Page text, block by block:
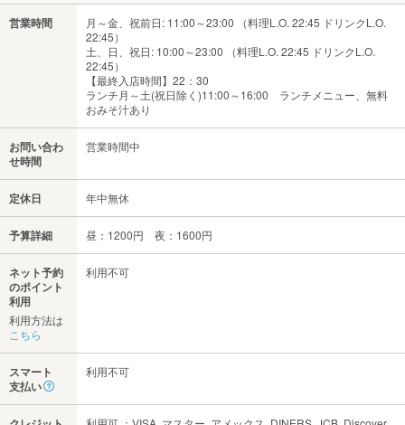
営業時間
月～金、祝前日: 11:00～23:00 （料理L.O. 22:45 ドリンクL.O.
22:45）
土、日、祝日: 10:00～23:00 （料理L.O. 22:45 ドリンクL.O.
22:45）
【最終入店時間】22：30
ランチ月～土(祝日除く)11:00～16:00 ランチメニュー、無料
おみそ汁あり
お問い合わ
せ時間
営業時間中
定休日 年中無休
予算詳細 昼：1200円 夜：1600円
ネット予約
のポイント
利用
利用方法は
こちら
利用不可
スマート
支払い
利用不可